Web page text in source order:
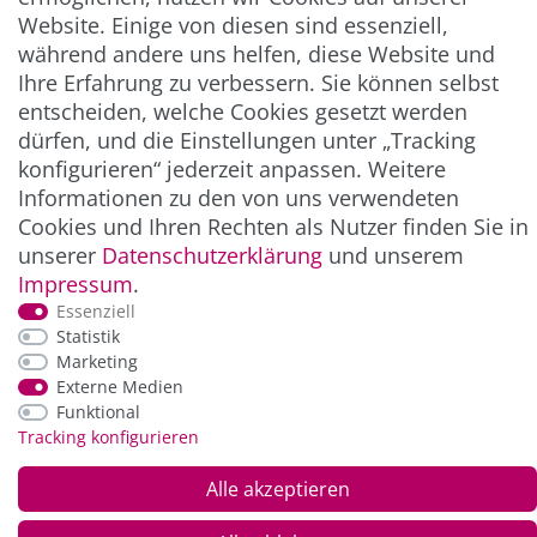
** Hierbei handelt es sich um ein Pflichtfeld.
ZAHLUNG & VERSAND
*Alle Preise inkl. der gesetzl. MwSt. zzgl.
und Versandkosten
Website. Einige von diesen sind essenziell,
während andere uns helfen, diese Website und
Ihre Erfahrung zu verbessern. Sie können selbst
entscheiden, welche Cookies gesetzt werden
dürfen, und die Einstellungen unter „Tracking
konfigurieren“ jederzeit anpassen. Weitere
Informationen zu den von uns verwendeten
Cookies und Ihren Rechten als Nutzer finden Sie in
unserer Daten­schutz­erklärung und unserem
Impressum.
Essenziell
Statistik
Marketing
Externe Medien
Funktional
Tracking konfigurieren
Alle akzeptieren